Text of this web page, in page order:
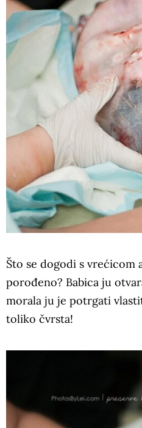
Što se dogodi s vrećicom
porođeno? Babica ju
morala ju je potrgati
toliko čvrsta!